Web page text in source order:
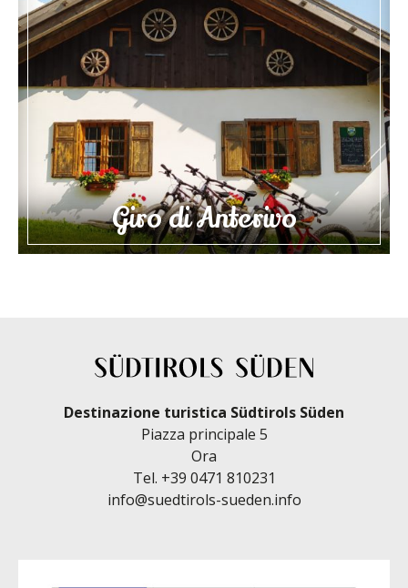
Giro di Anterivo
Destinazione turistica Südtirols Süden
Piazza principale 5
Ora
Tel. +39 0471 810231
info@suedtirols-sueden.info